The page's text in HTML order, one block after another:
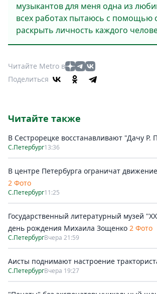
музыкантов для меня одна из
всех работах пытаюсь с помощью
раскрыть личность каждого
Читайте Metro в
Поделиться
Читайте также
В Сестрорецке восстанавливают "Дачу Р.
С.Петербург13:36
В центре Петербурга ограничат
2 Фото
С.Петербург11:25
Государственный литературный музей
день рождения Михаила Зощенко 2 Фото
С.ПетербургВчера 21:59
Аисты поднимают настроение
С.ПетербургВчера 19:27